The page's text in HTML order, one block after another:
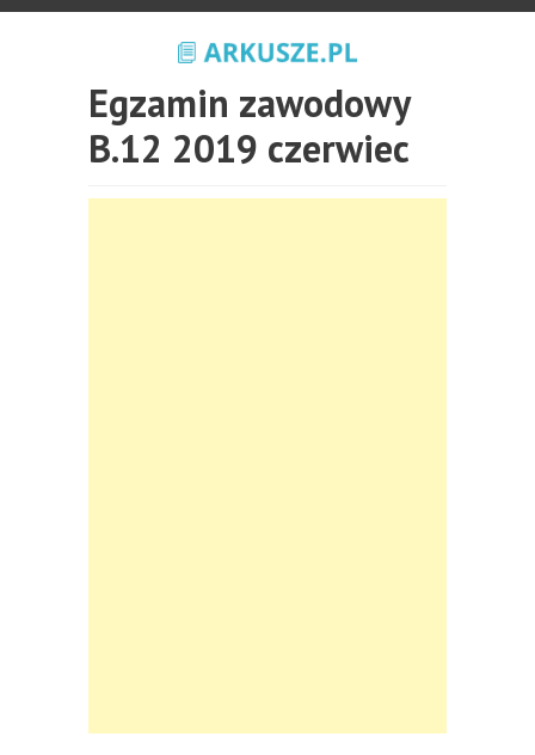
Egzamin zawodowy
B.12 2019 czerwiec